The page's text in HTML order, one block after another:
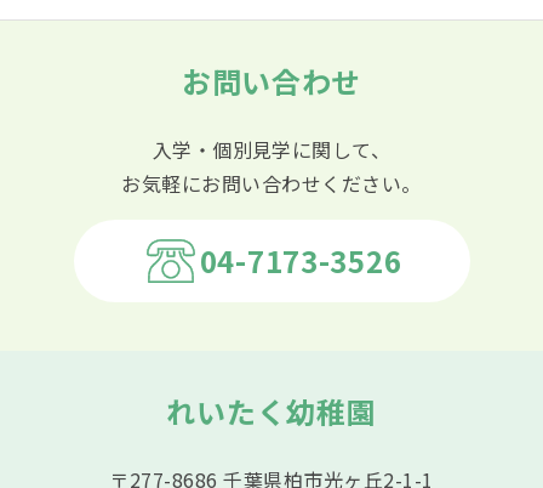
お問い合わせ
入学・個別見学に関して、
お気軽にお問い合わせください。
04-7173-3526
れいたく幼稚園
〒277-8686 千葉県柏市光ヶ丘2-1-1